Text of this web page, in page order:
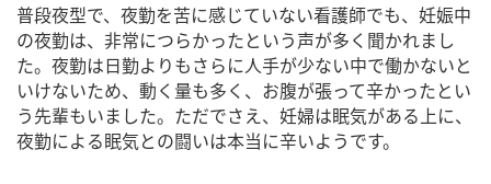
普段夜型で、夜勤を苦に感じていない看護師でも、妊娠中
の夜勤は、非常につらかったという声が多く聞かれまし
た。夜勤は日勤よりもさらに人手が少ない中で働かないと
いけないため、動く量も多く、お腹が張って辛かったとい
う先輩もいました。ただでさえ、妊婦は眠気がある上に、
夜勤による眠気との闘いは本当に辛いようです。